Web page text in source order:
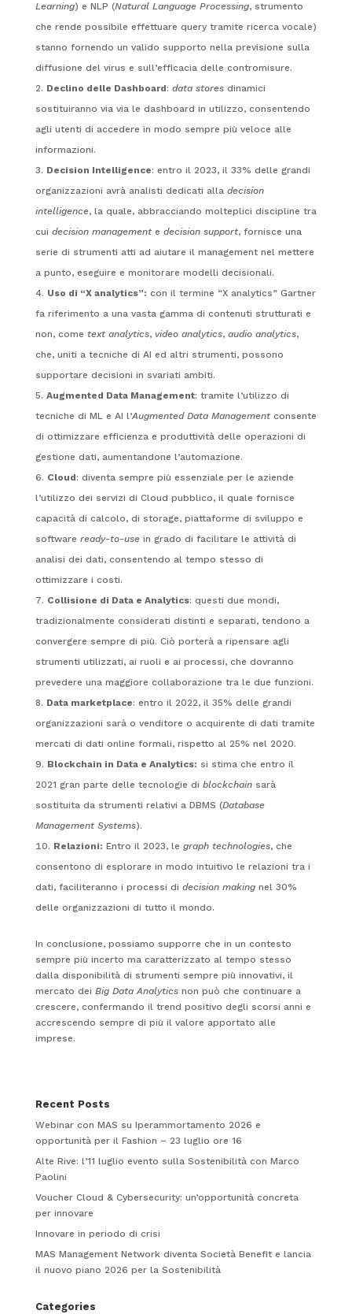
Learning) e NLP (Natural Language Processing, strumento
che rende possibile effettuare query tramite ricerca vocale)
stanno fornendo un valido supporto nella previsione sulla
diffusione del virus e sull’efficacia delle contromisure.
Declino delle Dashboard: data storesdinamici
sostituiranno via via le dashboard in utilizzo, consentendo
agli utenti di accedere in modo sempre più veloce alle
informazioni.
Decision Intelligence: entro il 2023, il 33% delle grandi
organizzazioni avrà analisti dedicati alla decision
intelligence, la quale, abbracciando molteplici discipline tra
cui decision managemente decision support, fornisce una
serie di strumenti atti ad aiutare il management nel mettere
a punto, eseguire e monitorare modelli decisionali.
Uso di “X analytics”: con il termine “X analytics” Gartner
fa riferimento a una vasta gamma di contenuti strutturati e
non, come text analytics, video analytics, audio analytics,
che, uniti a tecniche di AI ed altri strumenti, possono
supportare decisioni in svariati ambiti.
Augmented Data Management: tramite l’utilizzo di
tecniche di ML e AI l’Augmented Data Managementconsente
di ottimizzare efficienza e produttività delle operazioni di
gestione dati, aumentandone l’automazione.
Cloud: diventa sempre più essenziale per le aziende
l’utilizzo dei servizi di Cloud pubblico, il quale fornisce
capacità di calcolo, di storage, piattaforme di sviluppo e
software ready-to-usein grado di facilitare le attività di
analisi dei dati, consentendo al tempo stesso di
ottimizzare i costi.
Collisione di Data e Analytics: questi due mondi,
tradizionalmente considerati distinti e separati, tendono a
convergere sempre di più. Ciò porterà a ripensare agli
strumenti utilizzati, ai ruoli e ai processi, che dovranno
prevedere una maggiore collaborazione tra le due funzioni.
Data marketplace: entro il 2022, il 35% delle grandi
organizzazioni sarà o venditore o acquirente di dati tramite
mercati di dati online formali, rispetto al 25% nel 2020.
Blockchain in Data e Analytics: si stima che entro il
2021 gran parte delle tecnologie di blockchainsarà
sostituita da strumenti relativi a DBMS (Database
Management Systems).
Relazioni: Entro il 2023, le graph technologies, che
consentono di esplorare in modo intuitivo le relazioni tra i
dati, faciliteranno i processi di decision makingnel 30%
delle organizzazioni di tutto il mondo.
In conclusione, possiamo supporre che in un contesto
sempre più incerto ma caratterizzato al tempo stesso
dalla disponibilità di strumenti sempre più innovativi, il
mercato dei Big Data Analyticsnon può che continuare a
crescere, confermando il trend positivo degli scorsi anni e
accrescendo sempre di più il valore apportato alle
imprese.
Recent Posts
Webinar con MAS su Iperammortamento 2026 e
opportunità per il Fashion – 23 luglio ore 16
Alte Rive: l’11 luglio evento sulla Sostenibilità con Marco
Paolini
Voucher Cloud & Cybersecurity: un’opportunità concreta
per innovare
Innovare in periodo di crisi
MAS Management Network diventa Società Benefit e lancia
il nuovo piano 2026 per la Sostenibilità
Categories